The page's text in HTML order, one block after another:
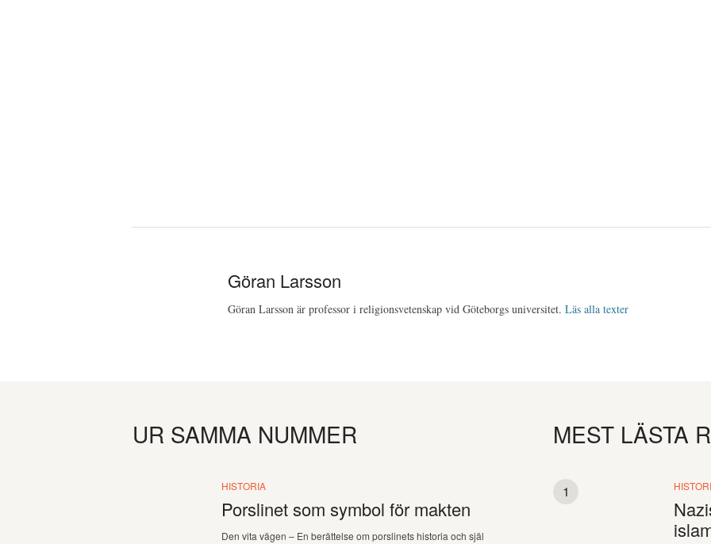
Göran Larsson
Göran Larsson är professor i religionsvetenskap vid Göteborgs universitet. Läs alla texter
UR SAMMA NUMMER
HISTORIA
Porslinet som symbol för makten
Den vita vägen – En berättelse om porslinets historia och själ
MEST LÄSTA